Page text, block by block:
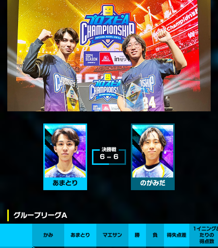
あまとり
決勝戦
6 6
のがみだ
グループリーグA
かみ あまとり マエサン 勝 負 得失点差
1イニング
たりの
得点数